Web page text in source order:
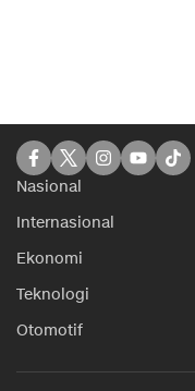
Nasional
Internasional
Ekonomi
Teknologi
Otomotif